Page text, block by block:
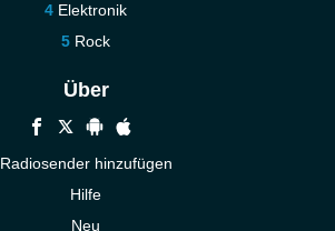
Elektronik
Rock
Über
Radiosender hinzufügen
Hilfe
Neu